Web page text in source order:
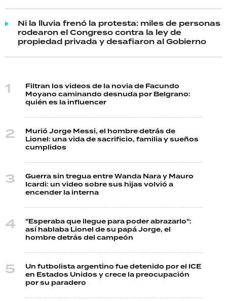
Ni la lluvia frenó la protesta: miles de personas
rodearon el Congreso contra la ley de
propiedad privada y desafiaron al Gobierno
Filtran los videos de la novia de Facundo
Moyano caminando desnuda por Belgrano:
quién es la influencer
Murió Jorge Messi, el hombre detrás de
Lionel: una vida de sacrificio, familia y sueños
cumplidos
Guerra sin tregua entre Wanda Nara y Mauro
Icardi: un video sobre sus hijas volvió a
encender la interna
"Esperaba que llegue para poder abrazarlo":
así hablaba Lionel de su papá Jorge, el
hombre detrás del campeón
Un futbolista argentino fue detenido por el ICE
en Estados Unidos y crece la preocupación
por su paradero